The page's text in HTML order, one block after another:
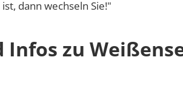
dann wechseln Sie!"
zu